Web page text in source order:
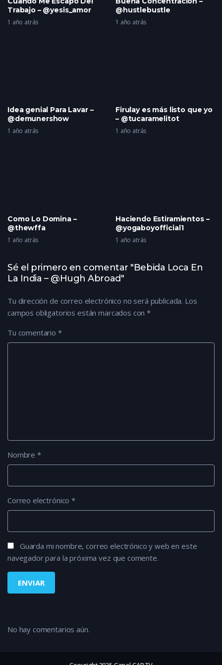
Trabajo – @yesis_amor
1 año atrás
@hustlebustle
1 año atrás
Idea genial Para Lavar –
@demunershow
1 año atrás
Firulay es más listo que yo
– @tucaramelitot
1 año atrás
Como Lo Domina –
@thewffa
1 año atrás
Haciendo Estiramientos –
@yogaboyofficial1
1 año atrás
Sé el primero en comentar "Bebida Loca En
La India – @Hugh Abroad"
Tu dirección de correo electrónico no será publicada. Los
campos obligatorios están marcados con*
Tu comentario *
Nombre *
Correo electrónico*
Guarda mi nombre, correo electrónico y web en este
navegador para la próxima vez que comente.
No hay comentarios aún.